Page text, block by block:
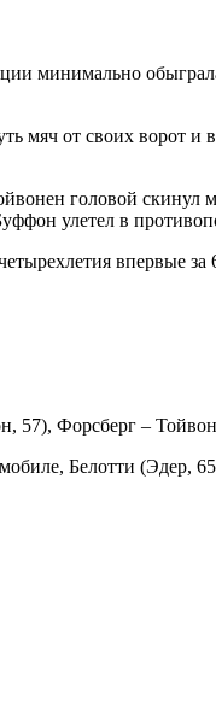
минимально
мяч от своих ворот и
головой
улетел в
впервые за
57), Форсберг –
Белотти (Эдер,